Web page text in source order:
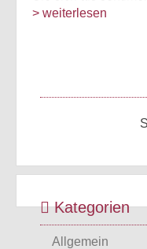
> weiterlesen
Kategorien
Allgemein